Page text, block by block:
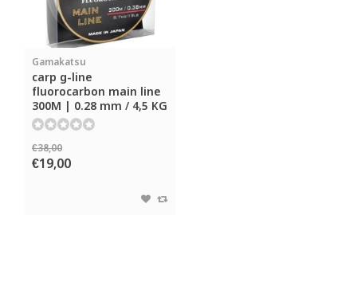
Gamakatsu
carp g-line
fluorocarbon main line
300M | 0.28 mm / 4,5 KG
€38,00
€19,00